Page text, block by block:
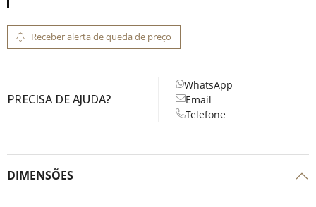
Receber alerta de queda de preço
PRECISA DE AJUDA?
WhatsApp
Email
Telefone
DIMENSÕES